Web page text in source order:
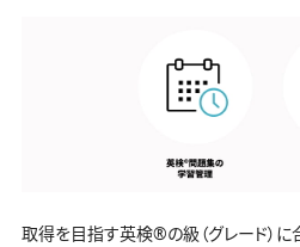
取得を目指す英検®️の級（グレード）